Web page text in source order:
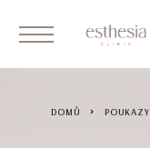
DOMŮ POUKAZY